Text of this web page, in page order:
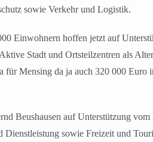
sowie Verkehr und Logistik.
Einwohnern hoffen jetzt auf
Stadt und Ortsteilzentren als
für Mensing da ja auch 320 000
Beushausen auf Unterstützung
sowie Freizeit und